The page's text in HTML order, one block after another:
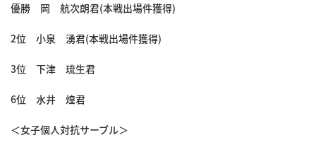
優勝 岡 航次朗君(本戦出場件獲得)
2位 小泉 湧君(本戦出場件獲得)
3位 下津 琉生君
6位 水井 煌君
＜女子個人対抗サーブル＞